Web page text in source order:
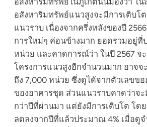
อสังหาริมทรัพย์แนวสูงจะมีการเติบโต
แนวราบ เนื่องจากครึ่งหลังของปี
การใหม่ๆ ค่อนข้างมาก ยอดรวมอยู่ที่
หน่วย และคาดการณ์ว่า ในปี 2567 จ
โครงการแนวสูงอีกจำนวนมาก อาจจ
ถึง 7,000 หน่วย ซึ่งดูได้จากตัวเลขข
ของอาคารชุด ส่วนแนวราบคาดว่าจ
กว่าปีที่ผ่านมา แต่ยังมีการเติบโต โด
ลดลงจากปีที่แล้วประมาณ 4% เมื่อดู